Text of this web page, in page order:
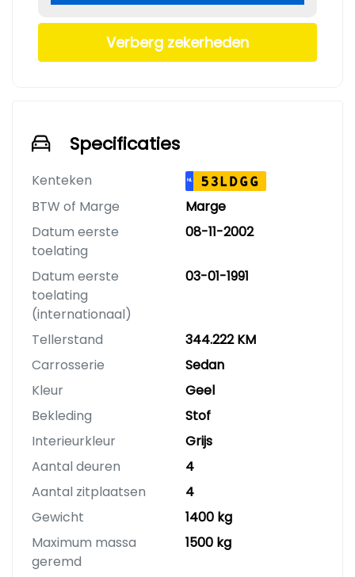
Verberg zekerheden
Specificaties
Kenteken NL 53LDGG
BTW of Marge
Marge
Datum eerste
toelating
08-11-2002
Datum eerste
toelating
(internationaal)
03-01-1991
Tellerstand
344.222 KM
Carrosserie
Sedan
Kleur
Geel
Bekleding
Stof
Interieurkleur
Grijs
Aantal deuren
4
Aantal zitplaatsen
4
Gewicht
1400 kg
Maximum massa
geremd
1500 kg